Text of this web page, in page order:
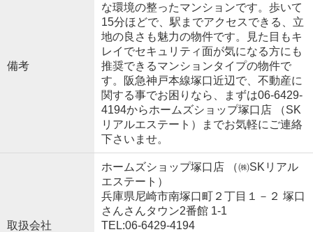
備考
な環境の整ったマンションです。歩いて
15分ほどで、駅までアクセスできる、立
地の良さも魅力の物件です。見た目もキ
レイでセキュリティ面が気になる方にも
推奨できるマンションタイプの物件で
す。阪急神戸本線塚口近辺で、不動産に
関する事でお困りなら、まずは06-6429-
4194からホームズショップ塚口店 （SK
リアルエステート）までお気軽にご連絡
下さいませ。
取扱会社
ホームズショップ塚口店 （㈱SKリアル
エステート）
兵庫県尼崎市南塚口町２丁目１－２ 塚口
さんさんタウン2番館 1-1
TEL:06-6429-4194